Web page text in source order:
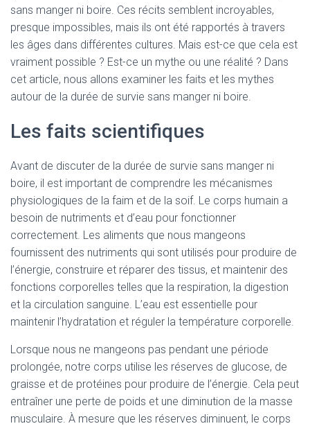
sans manger ni boire. Ces récits semblent incroyables,
presque impossibles, mais ils ont été rapportés à travers
les âges dans différentes cultures. Mais est-ce que cela est
vraiment possible ? Est-ce un mythe ou une réalité ? Dans
cet article, nous allons examiner les faits et les mythes
autour de la durée de survie sans manger ni boire.
Les faits scientifiques
Avant de discuter de la durée de survie sans manger ni
boire, il est important de comprendre les mécanismes
physiologiques de la faim et de la soif. Le corps humain a
besoin de nutriments et d’eau pour fonctionner
correctement. Les aliments que nous mangeons
fournissent des nutriments qui sont utilisés pour produire de
l’énergie, construire et réparer des tissus, et maintenir des
fonctions corporelles telles que la respiration, la digestion
et la circulation sanguine. L’eau est essentielle pour
maintenir l’hydratation et réguler la température corporelle.
Lorsque nous ne mangeons pas pendant une période
prolongée, notre corps utilise les réserves de glucose, de
graisse et de protéines pour produire de l’énergie. Cela peut
entraîner une perte de poids et une diminution de la masse
musculaire. À mesure que les réserves diminuent, le corps